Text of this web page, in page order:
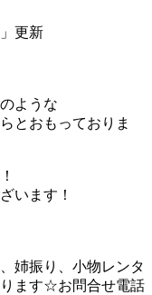
更新
ような
とおもっておりま
います！
姉振り、小物レンタ
ます☆お問合せ電話